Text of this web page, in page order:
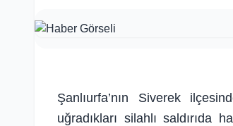
Şanlıurfa’nın Siverek
uğradıkları silahlı saldırıda